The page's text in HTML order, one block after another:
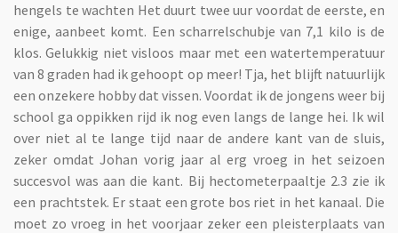
hengels te wachten Het duurt twee uur voordat de eerste, en
enige, aanbeet komt. Een scharrelschubje van 7,1 kilo is de
klos. Gelukkig niet visloos maar met een watertemperatuur
van 8 graden had ik gehoopt op meer! Tja, het blijft natuurlijk
een onzekere hobby dat vissen. Voordat ik de jongens weer bij
school ga oppikken rijd ik nog even langs de lange hei. Ik wil
over niet al te lange tijd naar de andere kant van de sluis,
zeker omdat Johan vorig jaar al erg vroeg in het seizoen
succesvol was aan die kant. Bij hectometerpaaltje 2.3 zie ik
een prachtstek. Er staat een grote bos riet in het kanaal. Die
moet zo vroeg in het voorjaar zeker een pleisterplaats van